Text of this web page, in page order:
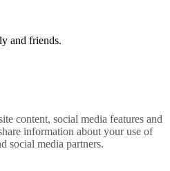
and friends.
content, social media features and
information about your use of
social media partners.